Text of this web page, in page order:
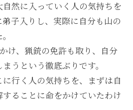
然に入っていく人の気持ちを
子入りし、実際に自分も山の
け、猟銃の免許も取り、自分
うという徹底ぶりです。
行く人の気持ちを、まずは自
ることに命をかけていたわけ